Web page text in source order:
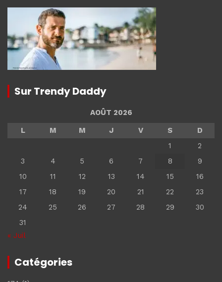
Sur Trendy Daddy
AOÛT 2026
L
M M J V S
D
1
2
3
4 5 6 7 8
9
10
11 12 13 14 15
16
17
18 19 20 21 22
23
24
25 26 27 28 29
30
31
« Juil
Catégories